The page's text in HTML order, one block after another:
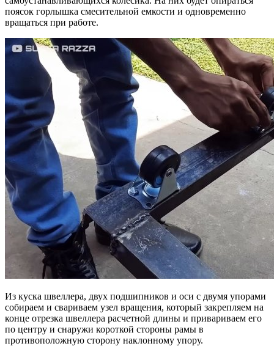
поясок горлышка смесительной емкости и одновременно
вращаться при работе.
Из куска швеллера, двух подшипников и оси с двумя упорами
собираем и свариваем узел вращения, который закрепляем на
конце отрезка швеллера расчетной длины и привариваем его
по центру и снаружи короткой стороны рамы в
противоположную сторону наклонному упору.